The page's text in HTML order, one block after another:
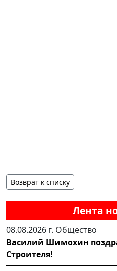
Лента
08.08.2026 г. Общество
Василий Шимохин
Строителя!
Возврат к списку